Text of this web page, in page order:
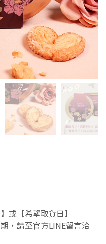
或【希望取貨日】
，請至官方LINE留言洽